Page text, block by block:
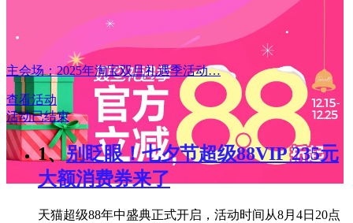
主会场：2025年淘宝双旦礼遇季活动…
查看活动
活动已结束
1、 别眨眼！七夕节超级88VIP 235元
大额消费券来了
天猫超级88年中盛典正式开启，活动时间从8月4日20点